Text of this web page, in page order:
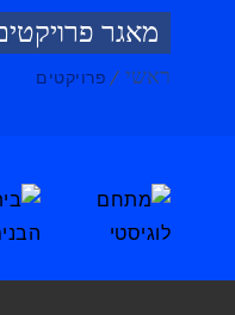
מאגר
ראשי פרויקטים